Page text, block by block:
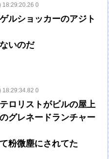
18:29:20.26 0
ルショッカーのアジト
いのだ
18:29:34.82 0
ロリストがビルの屋上
グレネードランチャー
粉微塵にされてた